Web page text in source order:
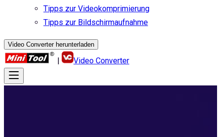
Tipps zur Videokomprimierung
Tipps zur Bildschirmaufnahme
Video Converter herunterladen
| Video Converter